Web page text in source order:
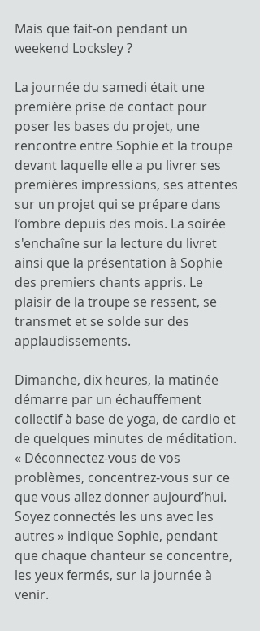
Mais que fait-on pendant un
weekend Locksley ?
La journée du samedi était une
première prise de contact pour
poser les bases du projet, une
rencontre entre Sophie et la troupe
devant laquelle elle a pu livrer ses
premières impressions, ses attentes
sur un projet qui se prépare dans
l’ombre depuis des mois. La soirée
s'enchaîne sur la lecture du livret
ainsi que la présentation à Sophie
des premiers chants appris. Le
plaisir de la troupe se ressent, se
transmet et se solde sur des
applaudissements.
Dimanche, dix heures, la matinée
démarre par un échauffement
collectif à base de yoga, de cardio et
de quelques minutes de méditation.
« Déconnectez-vous de vos
problèmes, concentrez-vous sur ce
que vous allez donner aujourd’hui.
Soyez connectés les uns avec les
autres » indique Sophie, pendant
que chaque chanteur se concentre,
les yeux fermés, sur la journée à
venir.